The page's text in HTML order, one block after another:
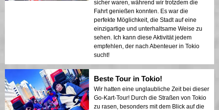
sicher waren, während wir trotzdem die
Fahrt genießen konnten. Es war die
perfekte Möglichkeit, die Stadt auf eine
einzigartige und unterhaltsame Weise zu
sehen. Ich kann diese Aktivität jedem
empfehlen, der nach Abenteuer in Tokio
sucht!
Beste Tour in Tokio!
Wir hatten eine unglaubliche Zeit bei dieser
Go-Kart-Tour! Durch die Straßen von Tokio
zu rasen, besonders mit dem Blick auf die